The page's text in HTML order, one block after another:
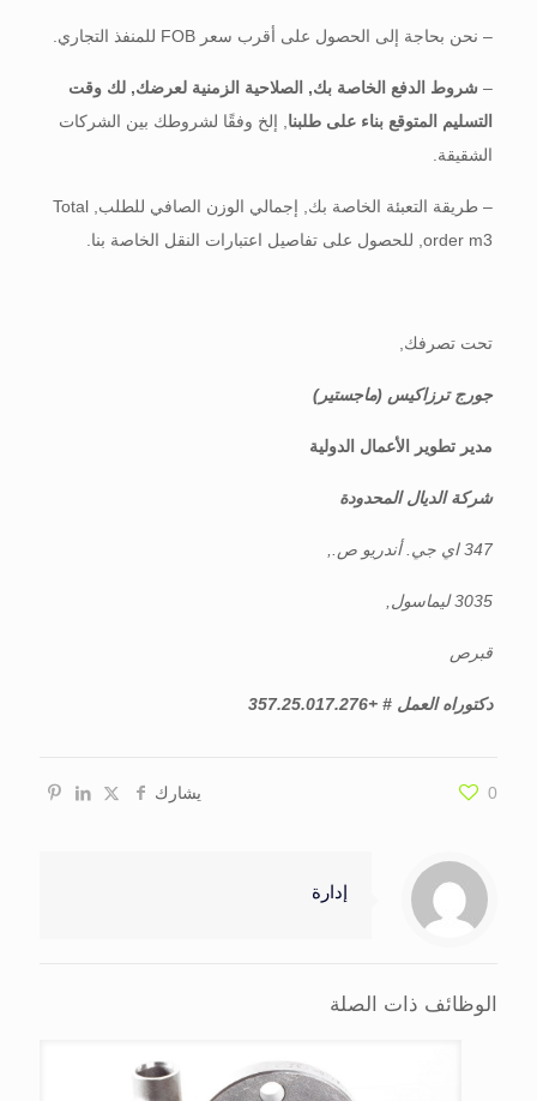
– نحن بحاجة إلى الحصول على أقرب سعر FOB للمنفذ التجاري.
– شروط الدفع الخاصة بك, الصلاحية الزمنية لعرضك, لك وقت
التسليم المتوقع بناء على طلبنا , إلخ وفقًا لشروطك بين الشركات
الشقيقة.
– طريقة التعبئة الخاصة بك, إجمالي الوزن الصافي للطلب, Total
order m3, للحصول على تفاصيل اعتبارات النقل الخاصة بنا.
تحت تصرفك,
جورج ترزاكيس (ماجستير)
مدير تطوير الأعمال الدولية
شركة الديال المحدودة
347 اي جي. أندريو ص.,
3035 ليماسول,
قبرص
دكتوراه العمل #+357.25.017.276
يشارك 0
إدارة
الوظائف ذات الصلة